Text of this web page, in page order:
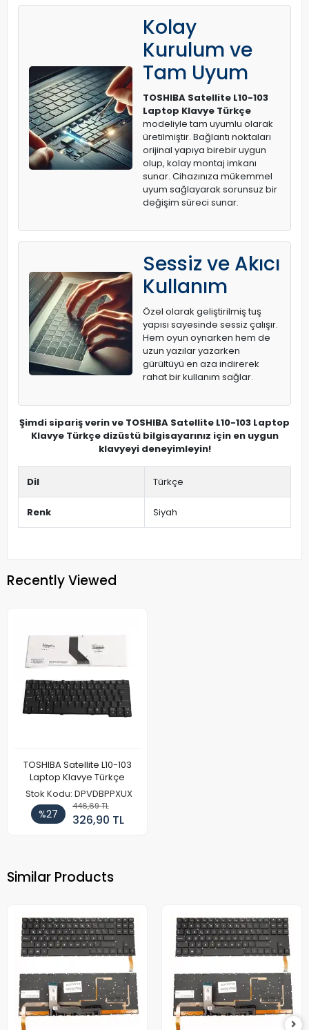
Kolay
Kurulum ve
Tam Uyum
TOSHIBA Satellite L10-103
Laptop Klavye Türkçe
modeliyle tam uyumlu olarak
üretilmiştir. Bağlantı noktaları
orijinal yapıya birebir uygun
olup, kolay montaj imkanı
sunar. Cihazınıza mükemmel
uyum sağlayarak sorunsuz bir
değişim süreci sunar.
Sessiz ve Akıcı
Kullanım
Özel olarak geliştirilmiş tuş
yapısı sayesinde sessiz çalışır.
Hem oyun oynarken hem de
uzun yazılar yazarken
gürültüyü en aza indirerek
rahat bir kullanım sağlar.
Şimdi sipariş verin ve TOSHIBA Satellite L10-103 Laptop
Klavye Türkçe dizüstü bilgisayarınız için en uygun
klavyeyi deneyimleyin!
Dil Türkçe
Renk Siyah
Recently Viewed
TOSHIBA Satellite L10-103
Laptop Klavye Türkçe
Stok Kodu: DPVDBPPXUX
%27
446,69 TL
326,90 TL
Similar Products